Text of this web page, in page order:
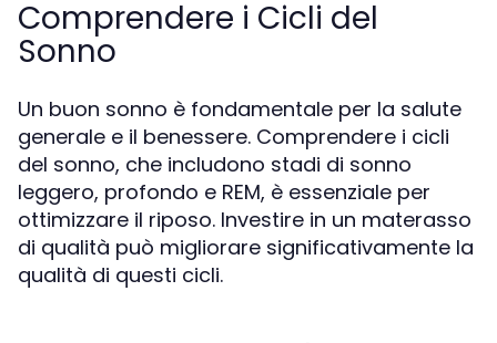
Comprendere i Cicli del
Sonno
Un buon sonno è fondamentale per la salute
generale e il benessere. Comprendere i cicli
del sonno, che includono stadi di sonno
leggero, profondo e REM, è essenziale per
ottimizzare il riposo. Investire in un materasso
di qualità può migliorare significativamente la
qualità di questi cicli.